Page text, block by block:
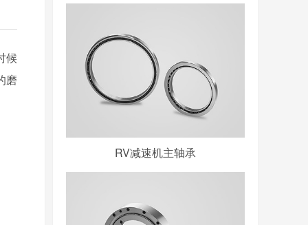
候
磨
RV减速机主轴承